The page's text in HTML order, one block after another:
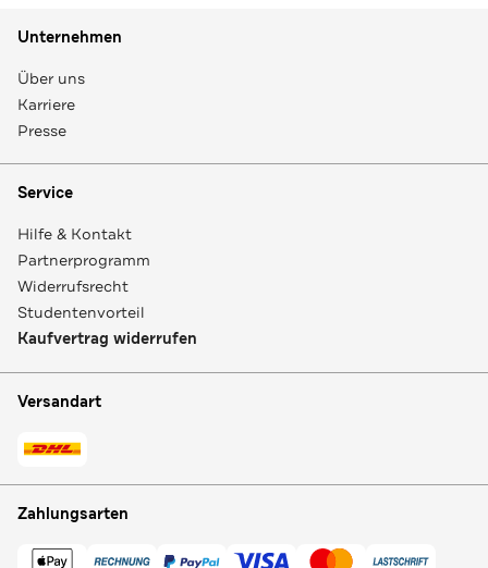
Unternehmen
Über uns
Karriere
Presse
Service
Hilfe & Kontakt
Partnerprogramm
Widerrufsrecht
Studentenvorteil
Kaufvertrag widerrufen
Versandart
Zahlungsarten